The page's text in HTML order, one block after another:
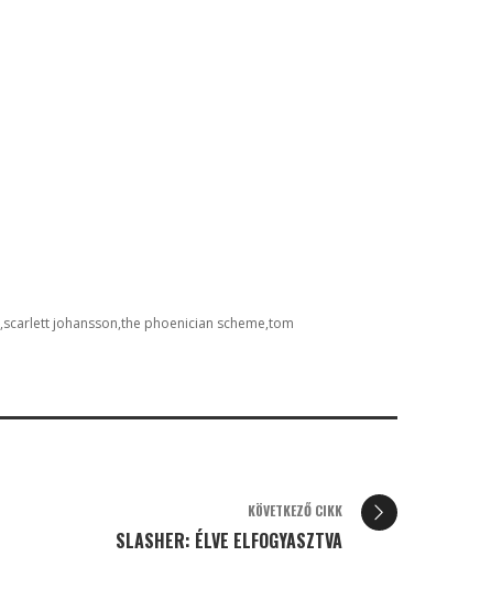
scarlett johansson the phoenician scheme tom
KÖVETKEZŐ CIKK
SLASHER: ÉLVE ELFOGYASZTVA